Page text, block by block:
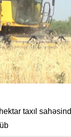
taxıl